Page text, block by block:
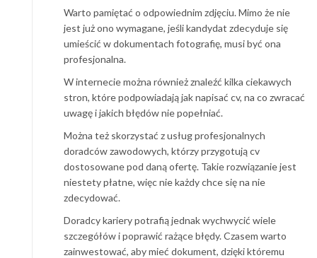
Warto pamiętać o odpowiednim zdjęciu. Mimo że nie
jest już ono wymagane, jeśli kandydat zdecyduje się
umieścić w dokumentach fotografię, musi być ona
profesjonalna.
W internecie można również znaleźć kilka ciekawych
stron, które podpowiadają jak napisać cv, na co zwracać
uwagę i jakich błędów nie popełniać.
Można też skorzystać z usług profesjonalnych
doradców zawodowych, którzy przygotują cv
dostosowane pod daną ofertę. Takie rozwiązanie jest
niestety płatne, więc nie każdy chce się na nie
zdecydować.
Doradcy kariery potrafią jednak wychwycić wiele
szczegółów i poprawić rażące błędy. Czasem warto
zainwestować, aby mieć dokument, dzięki któremu